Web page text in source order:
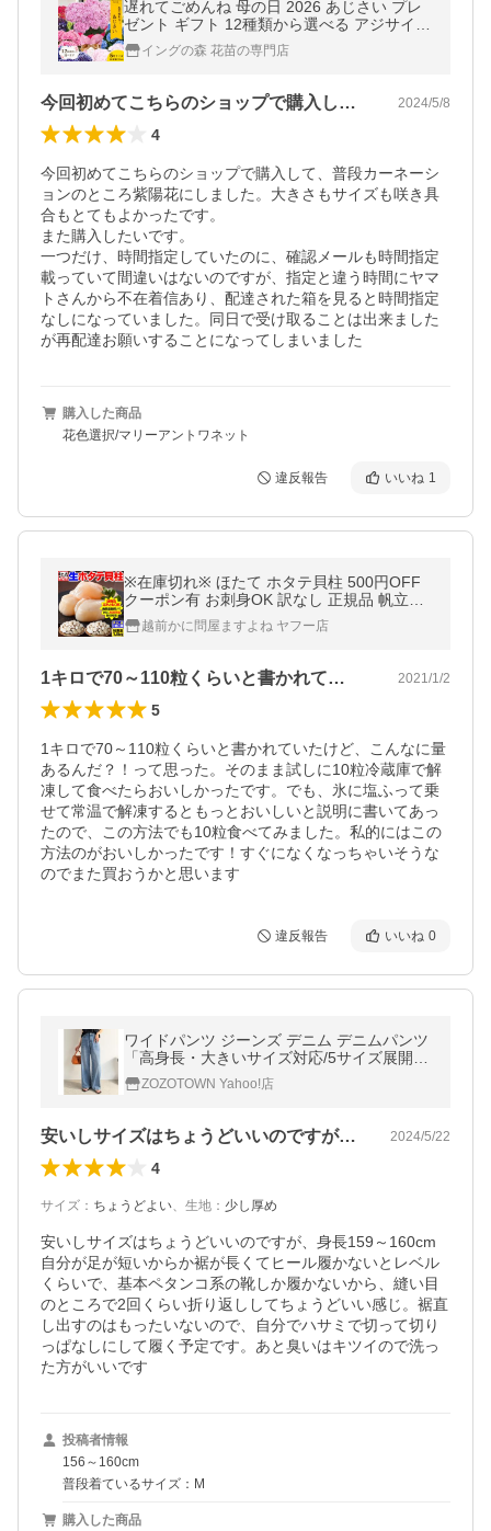
遅れてごめんね 母の日 2026 あじさい プレ
ゼント ギフト 12種類から選べる アジサイ5
号サイズ 4F〜5F以上 紫陽花 鉢植え こだわ
りラッピング 全国送料無料
イングの森 花苗の専門店
今回初めてこちらのショップで購入して、… 2024/5/8
4
今回初めてこちらのショップで購入して、普段カーネーシ
ョンのところ紫陽花にしました。大きさもサイズも咲き具
合もとてもよかったです。
また購入したいです。
一つだけ、時間指定していたのに、確認メールも時間指定
載っていて間違いはないのですが、指定と違う時間にヤマ
トさんから不在着信あり、配達された箱を見ると時間指定
なしになっていました。同日で受け取ることは出来ました
が再配達お願いすることになってしまいました
購入した商品
花色選択/マリーアントワネット
違反報告 いいね 1
※在庫切れ※ ほたて ホタテ貝柱 500円OFF
クーポン有 お刺身OK 訳なし 正規品 帆立貝
柱 1kg 小粒60-90粒 個別冷凍 お刺し身 魚介
類 越前かに問屋ますよね ヤフー店
1キロで70～110粒くらいと書かれて… 2021/1/2
5
1キロで70～110粒くらいと書かれていたけど、こんなに量
あるんだ？！って思った。そのまま試しに10粒冷蔵庫で解
凍して食べたらおいしかったです。でも、氷に塩ふって乗
せて常温で解凍するともっとおいしいと説明に書いてあっ
たので、この方法でも10粒食べてみました。私的にはこの
方法のがおいしかったです！すぐになくなっちゃいそうな
のでまた買おうかと思います
違反報告 いいね 0
ワイドパンツ ジーンズ デニム デニムパンツ
「高身長・大きいサイズ対応/5サイズ展開」
美脚見え×ラフさのいいとこ取り♪ハイウエス
ト ルーズ デニム パ…
ZOZOTOWN Yahoo!店
安いしサイズはちょうどいいのですが、身… 2024/5/22
4
サイズ ： ちょうどよい、 生地 ： 少し厚め
安いしサイズはちょうどいいのですが、身長159～160cm
自分が足が短いからか裾が長くてヒール履かないとレベル
くらいで、基本ペタンコ系の靴しか履かないから、縫い目
のところで2回くらい折り返ししてちょうどいい感じ。裾直
し出すのはもったいないので、自分でハサミで切って切り
っぱなしにして履く予定です。あと臭いはキツイので洗っ
た方がいいです
投稿者情報
156～160cm
普段着ているサイズ：M
購入した商品